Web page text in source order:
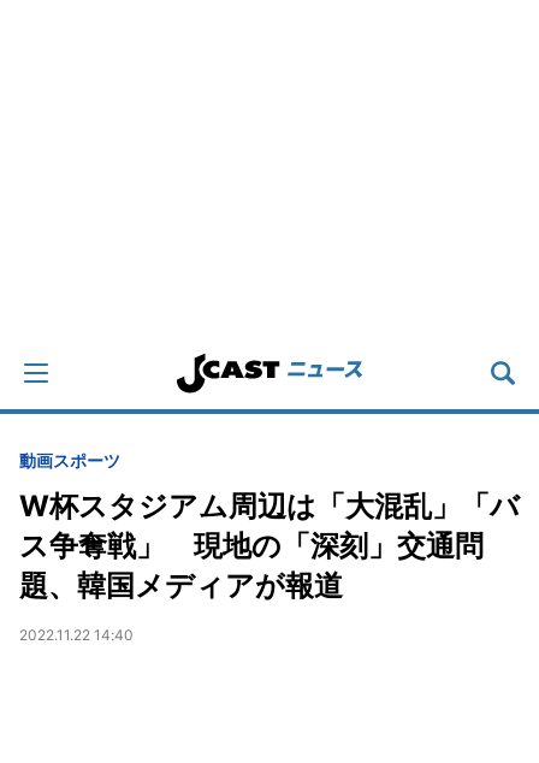
動画スポーツ
W杯スタジアム周辺は「大混乱」「バ
ス争奪戦」 現地の「深刻」交通問
題、韓国メディアが報道
2022.11.22 14:40